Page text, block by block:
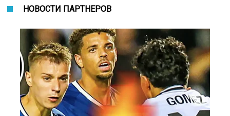
НОВОСТИ ПАРТНЕРОВ